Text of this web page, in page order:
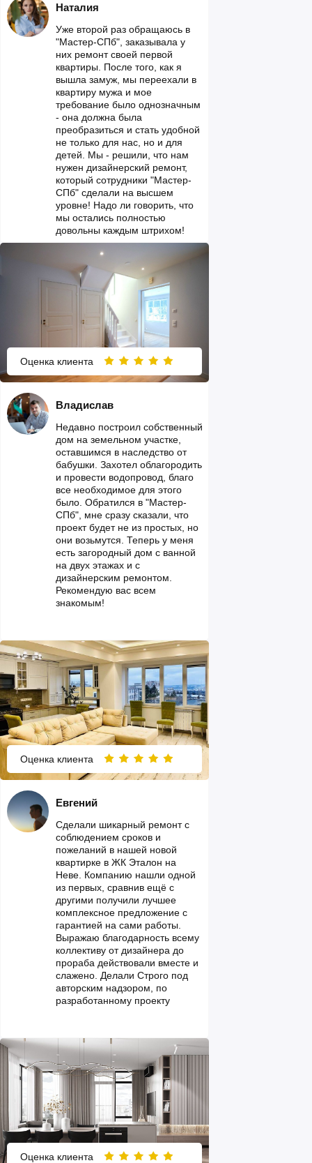
Уже второй раз обращаюсь в
"Мастер-СПб", заказывала у
них ремонт своей первой
квартиры. После того, как я
вышла замуж, мы переехали в
квартиру мужа и мое
требование было однозначным
- она должна была
преобразиться и стать удобной
не только для нас, но и для
детей. Мы - решили, что нам
нужен дизайнерский ремонт,
который сотрудники "Мастер-
СПб" сделали на высшем
уровне! Надо ли говорить, что
мы остались полностью
довольны каждым штрихом!
Наталия
Оценка клиента
Недавно построил собственный
дом на земельном участке,
оставшимся в наследство от
бабушки. Захотел облагородить
и провести водопровод, благо
все необходимое для этого
было. Обратился в "Мастер-
СПб", мне сразу сказали, что
проект будет не из простых, но
они возьмутся. Теперь у меня
есть загородный дом с ванной
на двух этажах и с
дизайнерским ремонтом.
Рекомендую вас всем
знакомым!
Владислав
Оценка клиента
Сделали шикарный ремонт с
соблюдением сроков и
пожеланий в нашей новой
квартирке в ЖК Эталон на
Неве. Компанию нашли одной
из первых, сравнив ещё с
другими получили лучшее
комплексное предложение с
гарантией на сами работы.
Выражаю благодарность всему
коллективу от дизайнера до
прораба действовали вместе и
слажено. Делали Строго под
авторским надзором, по
разработанному проекту
Евгений
Оценка клиента